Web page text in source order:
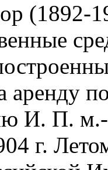
(1892-
аренду
И. П.
г.